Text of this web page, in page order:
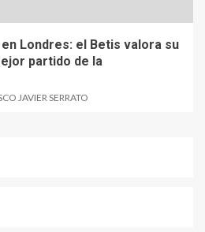
Londres: el Betis valora su
partido de la
JAVIER SERRATO